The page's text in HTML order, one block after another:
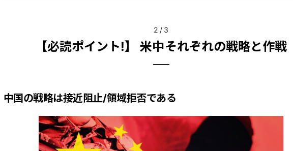
2/ 3
【必読ポイント!】 米中それぞれの戦略と作戦
中国の戦略は接近阻止/領域拒否である